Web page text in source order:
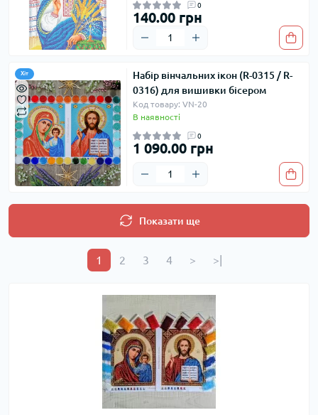
0
140.00 грн
Хіт
Набір вінчальних ікон (R-0315 / R-
0316) для вишивки бісером
Код товару: VN-20
В наявності
0
1 090.00 грн
Показати ще
1 2 3 4 > >|